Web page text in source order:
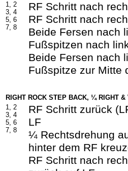
1, 2
3, 4
5, 6
7, 8
RF Schritt nach
RF Schritt nach
Beide Fersen nach
Fußspitzen nach
Beide Fersen nach
Fußspitze zur Mitte
RIGHT ROCK STEP BACK, ¼ RIGHT
1, 2
3, 4
5, 6
7, 8
RF Schritt zurück
LF
¼ Rechtsdrehung
hinter dem RF
RF Schritt nach